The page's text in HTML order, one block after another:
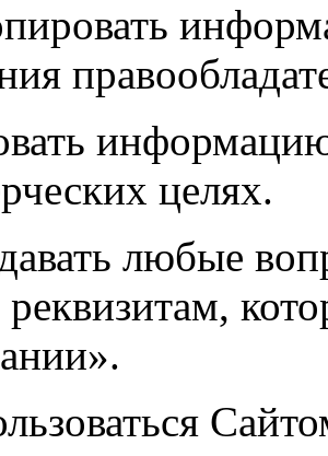
целях.
любые
реквизитам,